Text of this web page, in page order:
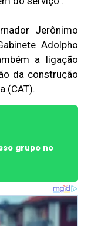
Jerônimo
Adolpho
a ligação
da construção
(CAT).
grupo no